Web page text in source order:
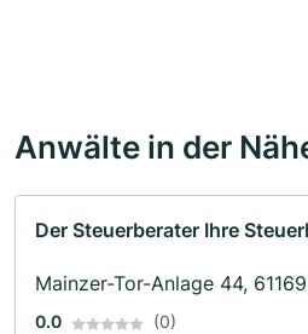
Anwälte in der
Der Steuerberater Ihre
Mainzer-Tor-Anlage 44,
0.0 (0)